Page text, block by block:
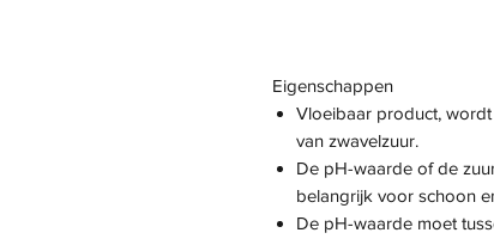
Eigenschappen
Vloeibaar product,
van zwavelzuur.
De pH-waarde of de
belangrijk voor schoon
De pH-waarde moet